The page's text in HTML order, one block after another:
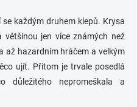
každým druhem klepů. Krysa
jen více známých než
až hazardním hráčem a velkým
ujít. Přitom je trvale posedlá
důležitého nepromeškala a